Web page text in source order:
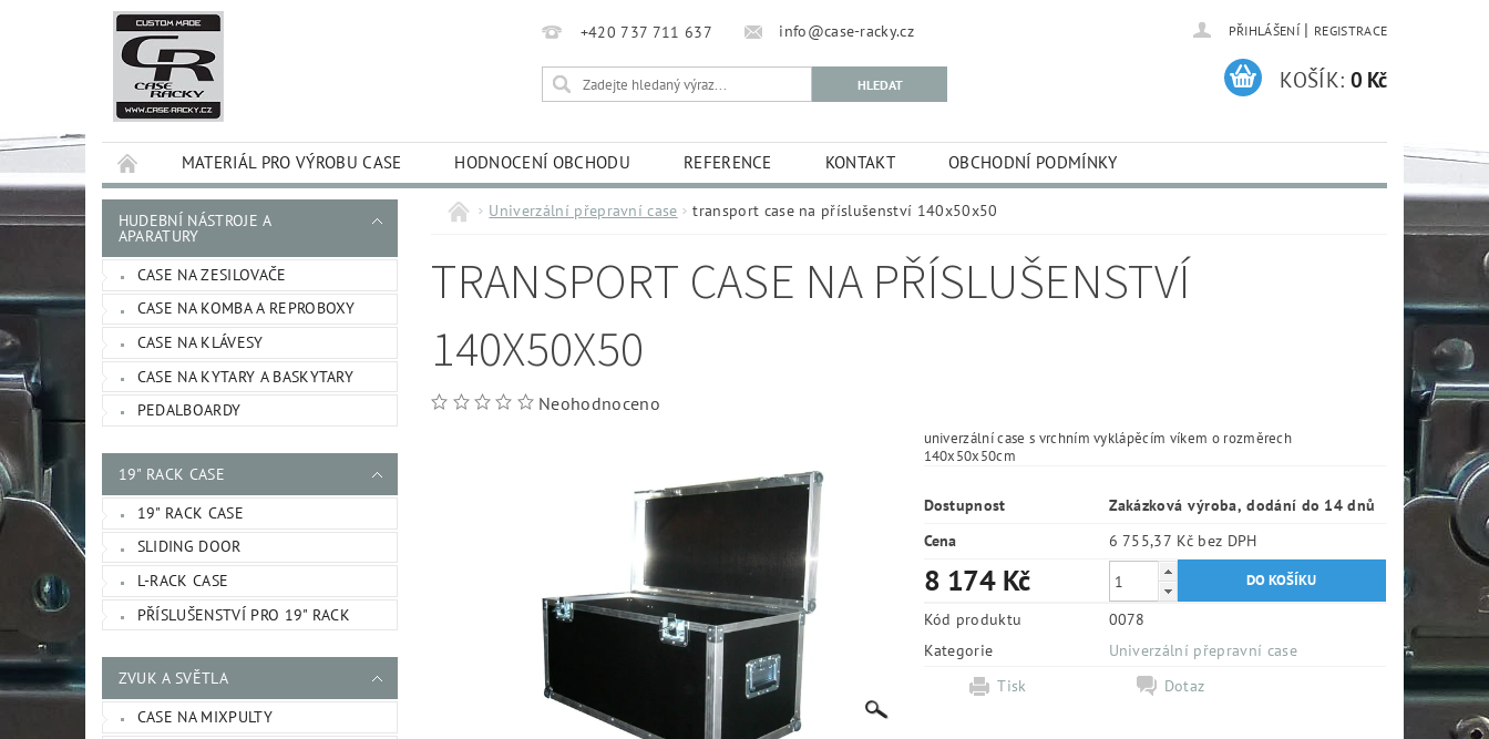
+420 737 711 637 info@case-racky.cz PŘIHLÁŠENÍ | REGISTRACE
KOŠÍK: 0 Kč
MATERIÁL PRO VÝROBU CASE HODNOCENÍ OBCHODU REFERENCE KONTAKT OBCHODNÍ PODMÍNKY
HUDEBNÍ NÁSTROJE A
APARATURY
CASE NA ZESILOVAČE
CASE NA KOMBA A REPROBOXY
CASE NA KLÁVESY
CASE NA KYTARY A BASKYTARY
PEDALBOARDY
19" RACK CASE
19" RACK CASE
SLIDING DOOR
L-RACK CASE
PŘÍSLUŠENSTVÍ PRO 19" RACK
ZVUK A SVĚTLA
CASE NA MIXPULTY
Univerzální přepravní case transport case na příslušenství 140x50x50
TRANSPORT CASE NA PŘÍSLUŠENSTVÍ
140X50X50
Neohodnoceno
univerzální case s vrchním vyklápěcím víkem o rozměrech
140x50x50cm
Dostupnost
Zakázková výroba, dodání do 14 dnů
Cena
6 755,37 Kč bez DPH
8 174 Kč
Kód produktu
0078
Kategorie
Univerzální přepravní case
Tisk
Dotaz